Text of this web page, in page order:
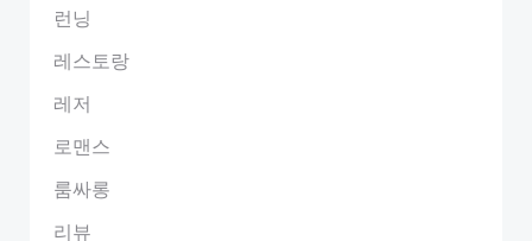
런닝
레스토랑
레저
로맨스
룸싸롱
리뷰